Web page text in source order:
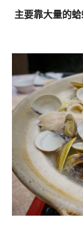
主要靠大量的